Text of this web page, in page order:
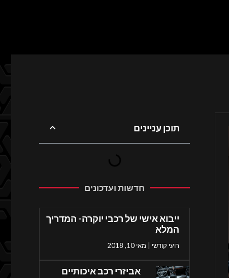
תוכן עניינים
חדשות ועדכונים
ייבוא אישי של רכבי יוקרה- המדריך
המלא
רועי קודשי מאי 10, 2018
אביזרי רכב איכותיים